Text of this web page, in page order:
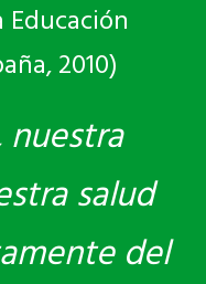
2010)
nuestra
salud
del